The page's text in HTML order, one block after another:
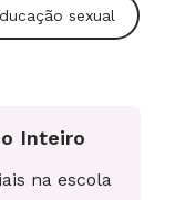
eles também
a
parte dos
sexual na
sexual
Inteiro
na escola